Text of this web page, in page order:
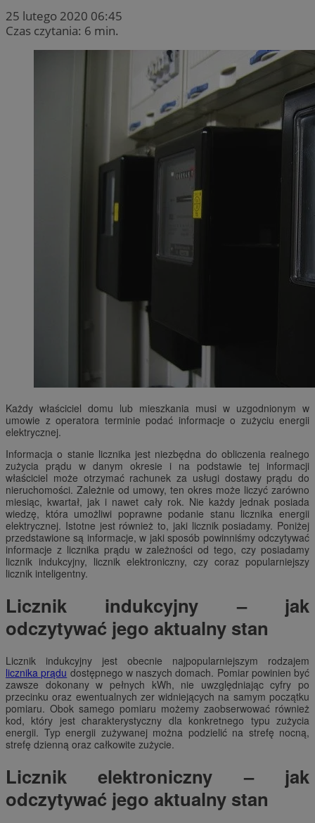
25 lutego 2020 06:45
Czas czytania: 6 min.
Każdy właściciel domu lub mieszkania musi w uzgodnionym w
umowie z operatora terminie podać informacje o zużyciu energii
elektrycznej.
Informacja o stanie licznika jest niezbędna do obliczenia realnego
zużycia prądu w danym okresie i na podstawie tej informacji
właściciel może otrzymać rachunek za usługi dostawy prądu do
nieruchomości. Zależnie od umowy, ten okres może liczyć zarówno
miesiąc, kwartał, jak i nawet cały rok. Nie każdy jednak posiada
wiedzę, która umożliwi poprawne podanie stanu licznika energii
elektrycznej. Istotne jest również to, jaki licznik posiadamy. Poniżej
przedstawione są informacje, w jaki sposób powinniśmy odczytywać
informacje z licznika prądu w zależności od tego, czy posiadamy
licznik indukcyjny, licznik elektroniczny, czy coraz popularniejszy
licznik inteligentny.
Licznik indukcyjny – jak
odczytywać jego aktualny stan
Licznik indukcyjny jest obecnie najpopularniejszym rodzajem
licznika prądu dostępnego w naszych domach. Pomiar powinien być
zawsze dokonany w pełnych kWh, nie uwzględniając cyfry po
przecinku oraz ewentualnych zer widniejących na samym początku
pomiaru. Obok samego pomiaru możemy zaobserwować również
kod, który jest charakterystyczny dla konkretnego typu zużycia
energii. Typ energii zużywanej można podzielić na strefę nocną,
strefę dzienną oraz całkowite zużycie.
Licznik elektroniczny – jak
odczytywać jego aktualny stan